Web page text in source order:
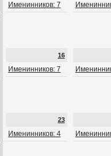
Именинников: 7
16
Именинников: 7
23
Именинников: 4